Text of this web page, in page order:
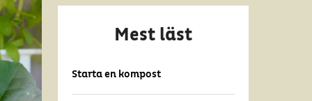
Mest läst
Starta en kompost